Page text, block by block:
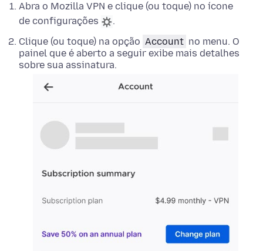
Abra o Mozilla VPN e clique (ou toque) no ícone
de configurações
.
Clique (ou toque) na opção Account no menu. O
painel que é aberto a seguir exibe mais detalhes
sobre sua assinatura.